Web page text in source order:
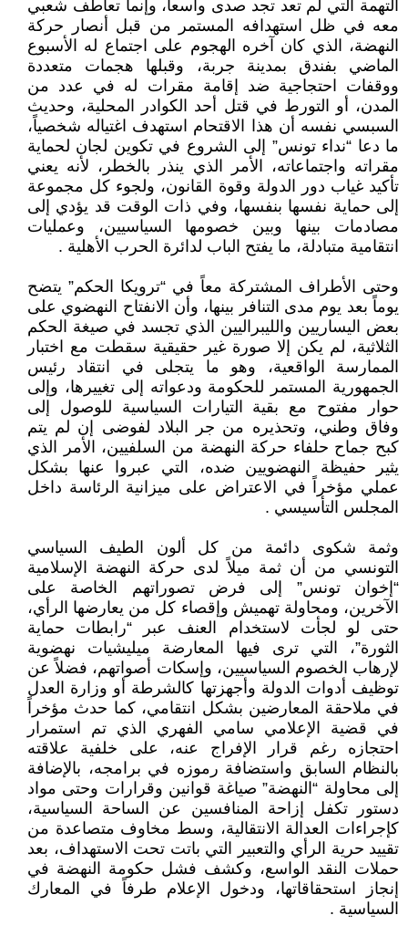
التهمة التي لم تعد تجد صدى واسعاً، وإنما تعاطف شعبي
معه في ظل استهدافه المستمر من قبل أنصار حركة
النهضة، الذي كان آخره الهجوم على اجتماع له الأسبوع
الماضي بفندق بمدينة جربة، وقبلها هجمات متعددة
ووقفات احتجاجية ضد إقامة مقرات له في عدد من
المدن، أو التورط في قتل أحد الكوادر المحلية، وحديث
السبسي نفسه أن هذا الاقتحام استهدف اغتياله شخصياً،
ما دعا “نداء تونس” إلى الشروع في تكوين لجان لحماية
مقراته واجتماعاته، الأمر الذي ينذر بالخطر، لأنه يعني
تأكيد غياب دور الدولة وقوة القانون، ولجوء كل مجموعة
إلى حماية نفسها بنفسها، وفي ذات الوقت قد يؤدي إلى
مصادمات بينها وبين خصومها السياسيين، وعمليات
انتقامية متبادلة، ما يفتح الباب لدائرة الحرب الأهلية .
وحتى الأطراف المشتركة معاً في “ترويكا الحكم” يتضح
يوماً بعد يوم مدى التنافر بينها، وأن الانفتاح النهضوي على
بعض اليساريين والليبراليين الذي تجسد في صيغة الحكم
الثلاثية، لم يكن إلا صورة غير حقيقية سقطت مع اختبار
الممارسة الواقعية، وهو ما يتجلى في انتقاد رئيس
الجمهورية المستمر للحكومة ودعواته إلى تغييرها، وإلى
حوار مفتوح مع بقية التيارات السياسية للوصول إلى
وفاق وطني، وتحذيره من جر البلاد لفوضى إن لم يتم
كبح جماح حلفاء حركة النهضة من السلفيين، الأمر الذي
يثير حفيظة النهضويين ضده، التي عبروا عنها بشكل
عملي مؤخراً في الاعتراض على ميزانية الرئاسة داخل
المجلس التأسيسي .
وثمة شكوى دائمة من كل ألون الطيف السياسي
التونسي من أن ثمة ميلاً لدى حركة النهضة الإسلامية
“إخوان تونس” إلى فرض تصوراتهم الخاصة على
الآخرين، ومحاولة تهميش وإقصاء كل من يعارضها الرأي،
حتى لو لجأت لاستخدام العنف عبر “رابطات حماية
الثورة”، التي ترى فيها المعارضة ميليشيات نهضوية
لإرهاب الخصوم السياسيين، وإسكات أصواتهم، فضلاً عن
توظيف أدوات الدولة وأجهزتها كالشرطة أو وزارة العدل
في ملاحقة المعارضين بشكل انتقامي، كما حدث مؤخراً
في قضية الإعلامي سامي الفهري الذي تم استمرار
احتجازه رغم قرار الإفراج عنه، على خلفية علاقته
بالنظام السابق واستضافة رموزه في برامجه، بالإضافة
إلى محاولة “النهضة” صياغة قوانين وقرارات وحتى مواد
دستور تكفل إزاحة المنافسين عن الساحة السياسية،
كإجراءات العدالة الانتقالية، وسط مخاوف متصاعدة من
تقييد حرية الرأي والتعبير التي باتت تحت الاستهداف، بعد
حملات النقد الواسع، وكشف فشل حكومة النهضة في
إنجاز استحقاقاتها، ودخول الإعلام طرفاً في المعارك
السياسية .